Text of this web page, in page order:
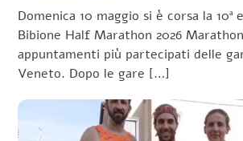
Domenica 10 maggio si è corsa la 10ª
Bibione Half Marathon 2026
appuntamenti più partecipati delle
Veneto. Dopo le gare […]